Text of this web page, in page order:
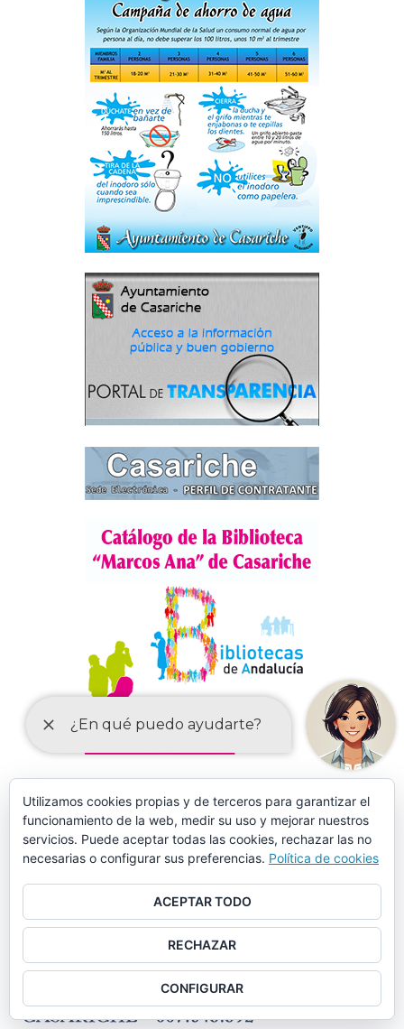
MÁS DE 150 CURSOS EN AULA MENTOR CASARICHE
Utilizamos cookies propias y de terceros para garantizar el
funcionamiento de la web, medir su uso y mejorar nuestros
servicios. Puede aceptar todas las cookies, rechazar las no
necesarias o configurar sus preferencias. Política de cookies
ACEPTAR TODO
RECHAZAR
CONFIGURAR